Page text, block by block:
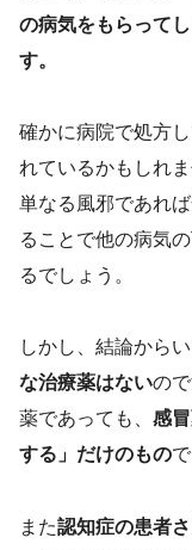
の病気をもらって
す。
確かに病院で処方
れているかもしれ
単なる風邪であれ
ることで他の病気
るでしょう。
しかし、結論からい
な治療薬はないの
薬であっても、 感
する」だけのもの
また認知症の患者